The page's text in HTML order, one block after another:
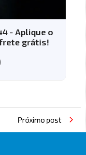
- Aplique o
frete grátis!
Próximo post